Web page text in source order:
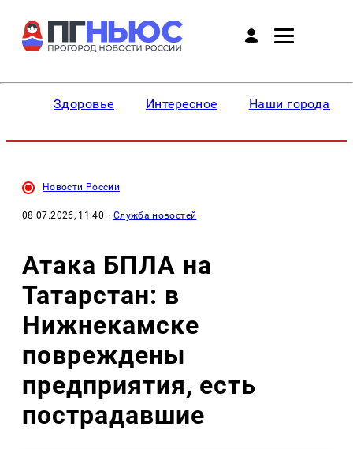
Здоровье Интересное Наши города
Новости России
08.07.2026, 11:40 · Служба новостей
Атака БПЛА на
Татарстан: в
Нижнекамске
повреждены
предприятия, есть
пострадавшие